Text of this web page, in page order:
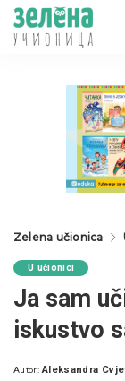
Zelena učionica
U učionici
Ja sam
iskustvo
Posted
Autor: Aleksandra